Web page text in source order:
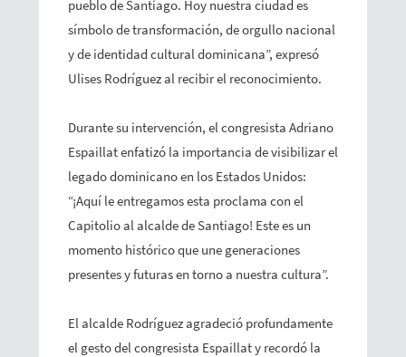
pueblo de Santiago. Hoy nuestra ciudad es
símbolo de transformación, de orgullo nacional
y de identidad cultural dominicana”, expresó
Ulises Rodríguez al recibir el reconocimiento.
Durante su intervención, el congresista Adriano
Espaillat enfatizó la importancia de visibilizar el
legado dominicano en los Estados Unidos:
“¡Aquí le entregamos esta proclama con el
Capitolio al alcalde de Santiago! Este es un
momento histórico que une generaciones
presentes y futuras en torno a nuestra cultura”.
El alcalde Rodríguez agradeció profundamente
el gesto del congresista Espaillat y recordó la